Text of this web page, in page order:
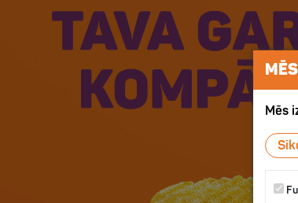
Mēs